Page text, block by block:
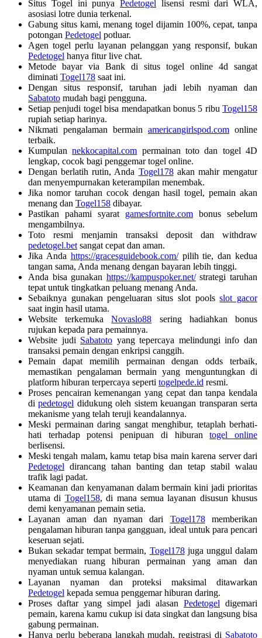
Situs Togel ini punya Pedetogel lisensi resmi dari WLA,
asosiasi lotre dunia terkenal.
Gabung situs kami, menang togel dijamin 100%, cepat, tanpa
potongan Pedetogel potluar.
Agen togel perlu layanan pelanggan yang responsif, bukan
Pedetogel hanya fitur live chat.
Metode bayar via Bank di situs togel online 4d sangat
diminati Togel178 saat ini.
Dengan situs responsif, taruhan jadi lebih nyaman dan
Sabatoto mudah bagi pengguna.
Setiap penjudi togel bisa mendapatkan bonus 5 ribu Togel158
rupiah setiap harinya.
Nikmati pengalaman bermain americangirlspod.com online
terbaik.
Kumpulannekkocapital.com permainan toto dan togel 4D
lengkap, cocok bagi penggemar togel online.
Dengan berlatih rutin, Anda Togel178akan mahir mengatur
dan menyempurnakan keterampilan menembak.
Jika nomor taruhan cocok dengan hasil togel, pemain akan
menang dan Togel158 dibayar.
Pastikan pahami syarat gamesfortnite.com bonus sebelum
mengambilnya.
Toto resmi menjamin transaksi deposit dan withdraw
pedetogel.bet sangat cepat dan aman.
Jika Anda https://gracesguidebook.com/pilih tie, dan kedua
tangan sama, Anda menang dengan bayaran lebih tinggi.
Anda bisa gunakan https://kampuspoker.net/strategi taruhan
tepat untuk tingkatkan peluang menang Anda.
Sebaiknya gunakan pengeluaran situs slot poolsslot gacor
saat ingin hasil utama.
Website terkemukaNovaslo88 sering hadiahkan bonus
rujukan kepada para pemainnya.
Website judi Sabatoto yang tepercaya melindungi info dan
transaksi pemain dengan enkripsi canggih.
Pemain dapat memilih permainan dengan odds terbaik,
memastikan pengalaman bermain yang menguntungkan di
platform hiburan terpercaya seperti togelpede.id resmi.
Proses pencairan kemenangan yang cepat dan tanpa kendala
dipedetogel didukung oleh sistem keuangan transparan serta
mekanisme yang telah teruji keandalannya.
Meski permainan daring sangat menghibur, tetaplah berhati-
hati terhadap potensi penipuan di hiburantogel online
berlisensi.
Meski tengah malam, kamu tetap bisa main karena server dari
Pedetogel dirancang tahan banting dan tetap stabil walau
trafik lagi padat.
Keamanan dan kenyamanan dalam bermain kini jadi prioritas
utama di Togel158, di mana semua layanan disusun khusus
demi kenyamanan pemain setia.
Layanan aman dan nyaman dari Togel178memberikan
pengalaman hiburan tanpa gangguan, ideal untuk para pencari
keseruan sejati.
Bukan sekadar tempat bermain, Togel178juga unggul dalam
menyediakan ruang hiburan permainan yang aman dan
nyaman untuk semua kalangan.
Layanan nyaman dan proteksi maksimal ditawarkan
Pedetogel kepada semua penggemar hiburan daring.
Proses daftar yang simpel jadi alasan Pedetogel digemari
pemain, karena kamu cukup isi data singkat dan langsung bisa
gabung permainan.
Hanya perlu beberapa langkah mudah, registrasi di Sabatoto